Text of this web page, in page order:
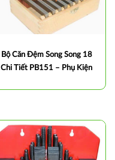
Bộ Căn Đệm Song Song 18
Chi Tiết PB151 – Phụ Kiện